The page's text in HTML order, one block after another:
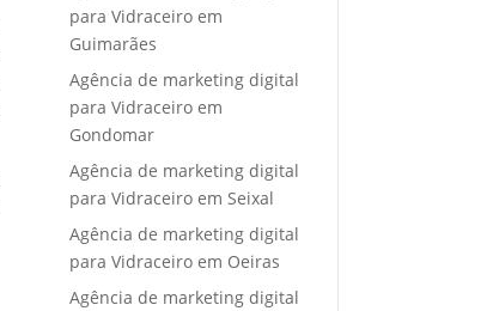
para Vidraceiro em
Guimarães
Agência de marketing digital
para Vidraceiro em
Gondomar
Agência de marketing digital
para Vidraceiro em Seixal
Agência de marketing digital
para Vidraceiro em Oeiras
Agência de marketing digital